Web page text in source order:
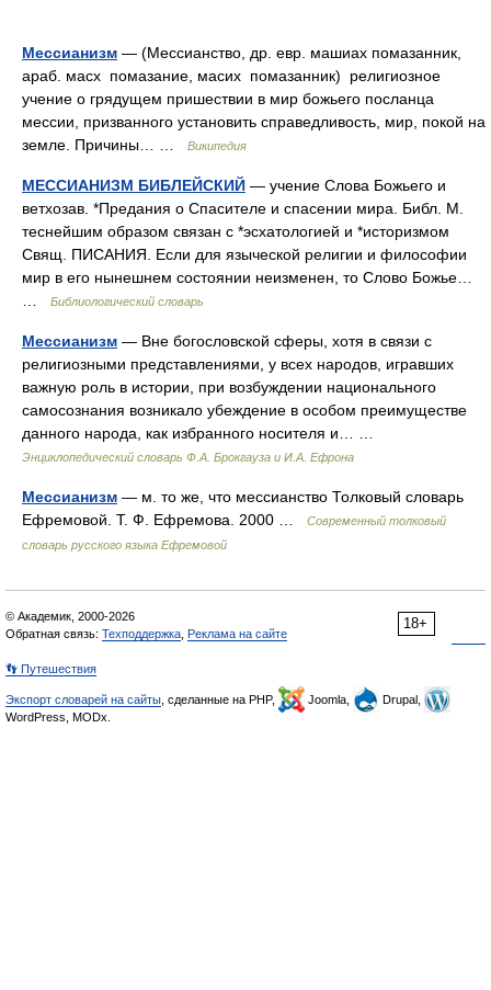
Мессианизм — (Мессианство, др. евр. машиах помазанник,
араб. масх помазание, масих помазанник) религиозное
учение о грядущем пришествии в мир божьего посланца
мессии, призванного установить справедливость, мир, покой на
земле. Причины… …
Википедия
МЕССИАНИЗМ БИБЛЕЙСКИЙ — учение Слова Божьего и
ветхозав. *Предания о Спасителе и спасении мира. Библ. М.
теснейшим образом связан с *эсхатологией и *историзмом
Свящ. ПИСАНИЯ. Если для языческой религии и философии
мир в его нынешнем состоянии неизменен, то Слово Божье…
Библиологический словарь
Мессианизм — Вне богословской сферы, хотя в связи с
религиозными представлениями, у всех народов, игравших
важную роль в истории, при возбуждении национального
самосознания возникало убеждение в особом преимуществе
данного народа, как избранного носителя и… …
Энциклопедический словарь Ф.А. Брокгауза и И.А. Ефрона
Мессианизм — м. то же, что мессианство Толковый словарь
Ефремовой. Т. Ф. Ефремова. 2000 …
Современный толковый
словарь русского языка Ефремовой
18+
© Академик, 2000-2026
Обратная связь: Техподдержка Реклама на сайте
👣 Путешествия
Экспорт словарей на сайты , сделанные на PHP, Joomla,
Drupal,
WordPress, MODx.